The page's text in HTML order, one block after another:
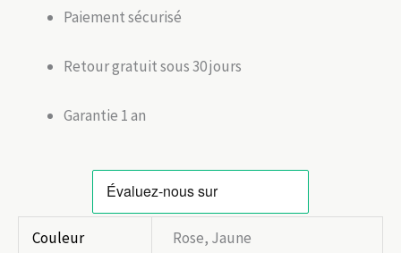
Paiement sécurisé
Retour gratuit sous 30 jours
Garantie 1 an
Couleur Rose, Jaune